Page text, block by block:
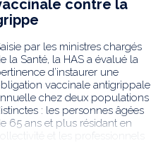
contre la
par les ministres chargés
la Santé, la HAS a évalué la
d’instaurer une
vaccinale antigrippale
chez deux populations
: les personnes âgées
65 ans et plus résidant en
collectivité et les professionnels